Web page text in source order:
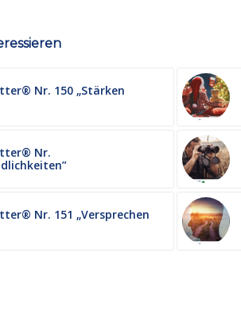
Nr. 150 „Stärken
Nr.
Nr. 151 „Versprechen